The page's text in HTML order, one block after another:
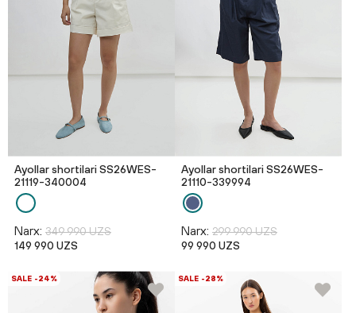
Ayollar shortilari SS26WES-
21119-340004
Narx: 349 990 UZS
149 990 UZS
Ayollar shortilari SS26WES-
21110-339994
Narx: 299 990 UZS
99 990 UZS
SALE -24% SALE -28%